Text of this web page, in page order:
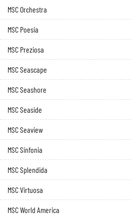
MSC Orchestra
MSC Poesia
MSC Preziosa
MSC Seascape
MSC Seashore
MSC Seaside
MSC Seaview
MSC Sinfonia
MSC Splendida
MSC Virtuosa
MSC World America